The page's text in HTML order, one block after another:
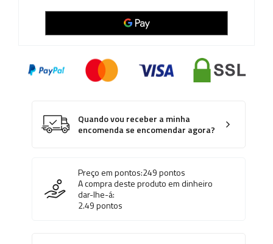
Quando vou receber a minha
encomenda se encomendar agora?
Preço em pontos:249pontos
A compra deste produto em dinheiro
dar-lhe-á:
2.49pontos